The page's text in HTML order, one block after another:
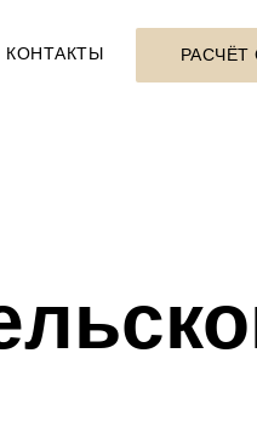
КОНТАКТЫ